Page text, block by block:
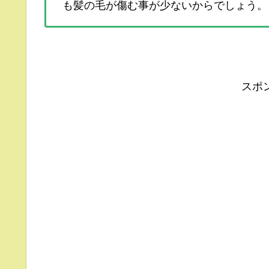
も髪の毛が傷む事が少ないからでしょう。
スポ